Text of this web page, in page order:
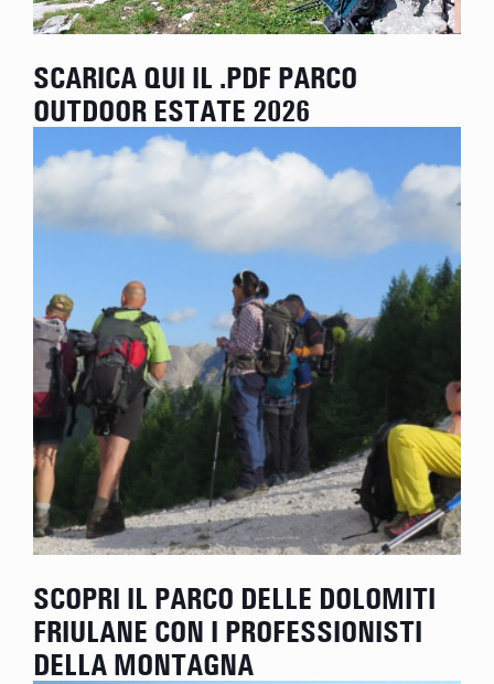
SCARICA QUI IL .PDF PARCO
OUTDOOR ESTATE 2026
SCOPRI IL PARCO DELLE DOLOMITI
FRIULANE CON I PROFESSIONISTI
DELLA MONTAGNA